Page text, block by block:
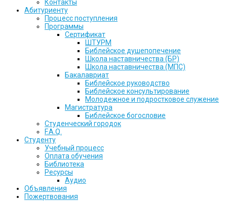
Контакты
Абитуриенту
Процесс поступления
Программы
Сертификат
ШТУРМ
Библейское душепопечение
Школа наставничества (БР)
Школа наставничества (МПС)
Бакалавриат
Библейское руководство
Библейское консультирование
Молодежное и подростковое служение
Магистратура
Библейское богословие
Студенческий городок
F.A.Q.
Студенту
Учебный процесс
Оплата обучения
Библиотека
Ресурсы
Аудио
Объявления
Пожертвования